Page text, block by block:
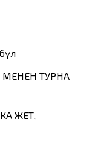
ТУРНА
ЖЕТ,